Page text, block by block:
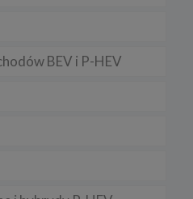
BEV i P-HEV